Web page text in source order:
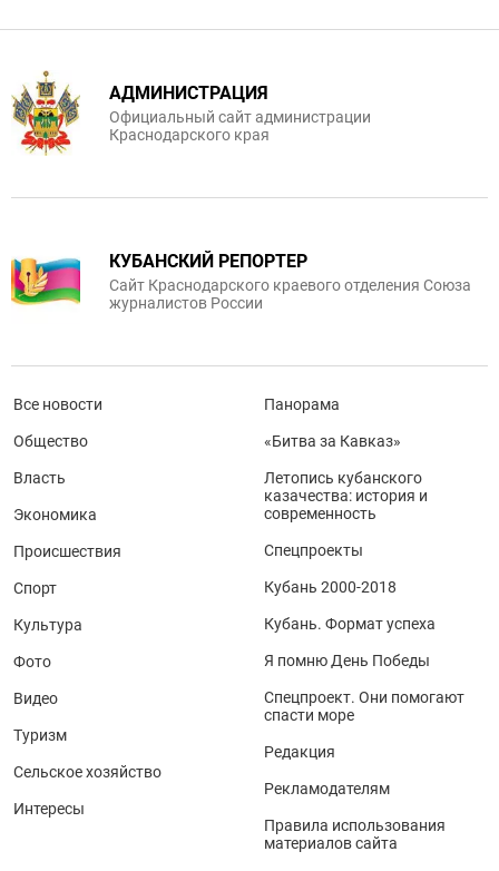
АДМИНИСТРАЦИЯ
Официальный сайт администрации
Краснодарского края
КУБАНСКИЙ РЕПОРТЕР
Сайт Краснодарского краевого отделения Союза
журналистов России
Все новости
Общество
Власть
Экономика
Происшествия
Спорт
Культура
Фото
Видео
Туризм
Сельское хозяйство
Интересы
Панорама
«Битва за Кавказ»
Летопись кубанского
казачества: история и
современность
Спецпроекты
Кубань 2000-2018
Кубань. Формат успеха
Я помню День Победы
Спецпроект. Они помогают
спасти море
Редакция
Рекламодателям
Правила использования
материалов сайта